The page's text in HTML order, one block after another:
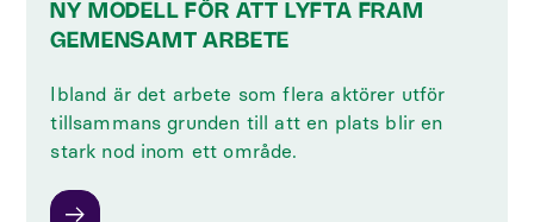
NY MODELL FÖR ATT LYFTA FRAM
GEMENSAMT ARBETE
Ibland är det arbete som flera aktörer utför
tillsammans grunden till att en plats blir en
stark nod inom ett område.